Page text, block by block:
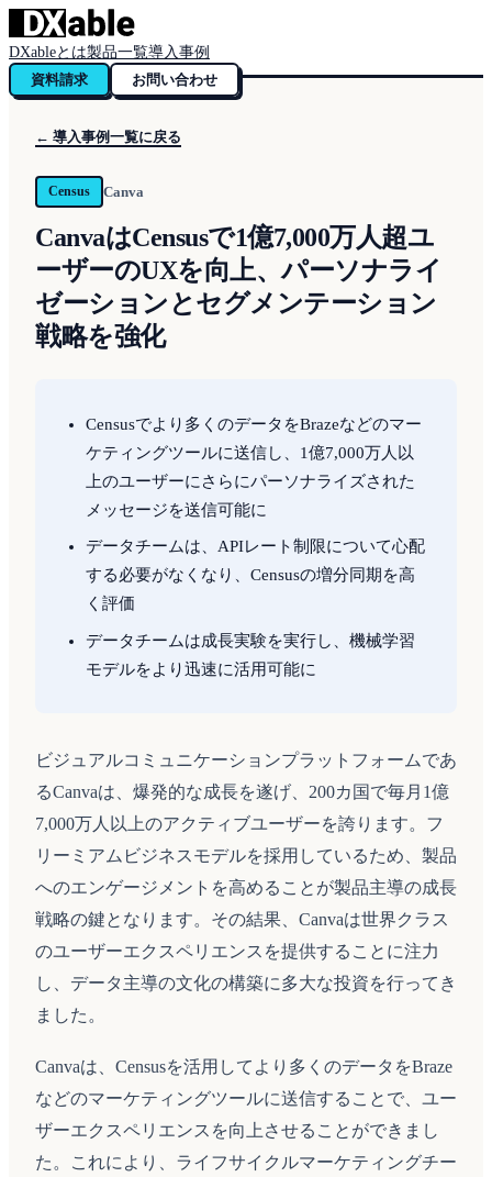
DXableとは製品一覧導入事例
資料請求
お問い合わせ
← 導入事例一覧に戻る
Census Canva
CanvaはCensusで1億7,000万人超ユ
ーザーのUXを向上、パーソナライ
ゼーションとセグメンテーション
戦略を強化
Censusでより多くのデータをBrazeなどのマー
ケティングツールに送信し、1億7,000万人以
上のユーザーにさらにパーソナライズされた
メッセージを送信可能に
データチームは、APIレート制限について心配
する必要がなくなり、Censusの増分同期を高
く評価
データチームは成長実験を実行し、機械学習
モデルをより迅速に活用可能に
ビジュアルコミュニケーションプラットフォームであ
るCanvaは、爆発的な成長を遂げ、200カ国で毎月1億
7,000万人以上のアクティブユーザーを誇ります。フ
リーミアムビジネスモデルを採用しているため、製品
へのエンゲージメントを高めることが製品主導の成長
戦略の鍵となります。その結果、Canvaは世界クラス
のユーザーエクスペリエンスを提供することに注力
し、データ主導の文化の構築に多大な投資を行ってき
ました。
Canvaは、Censusを活用してより多くのデータをBraze
などのマーケティングツールに送信することで、ユー
ザーエクスペリエンスを向上させることができまし
た。これにより、ライフサイクルマーケティングチー